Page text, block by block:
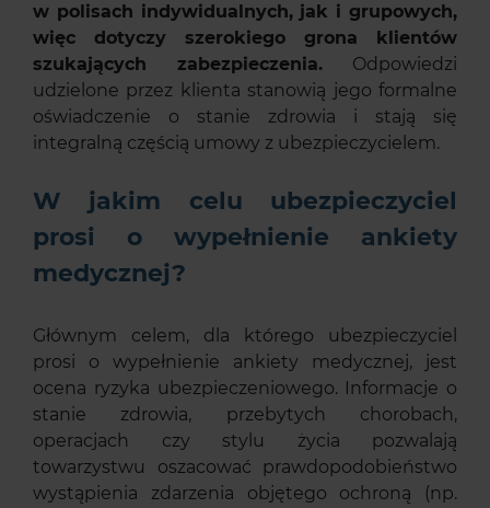
w polisach indywidualnych, jak i grupowych,
więc dotyczy szerokiego grona klientów
szukających zabezpieczenia. Odpowiedzi
udzielone przez klienta stanowią jego formalne
oświadczenie o stanie zdrowia i stają się
integralną częścią umowy z ubezpieczycielem.
W jakim celu ubezpieczyciel
prosi o wypełnienie ankiety
medycznej?
Głównym celem, dla którego ubezpieczyciel
prosi o wypełnienie ankiety medycznej, jest
ocena ryzyka ubezpieczeniowego. Informacje o
stanie zdrowia, przebytych chorobach,
operacjach czy stylu życia pozwalają
towarzystwu oszacować prawdopodobieństwo
wystąpienia zdarzenia objętego ochroną (np.